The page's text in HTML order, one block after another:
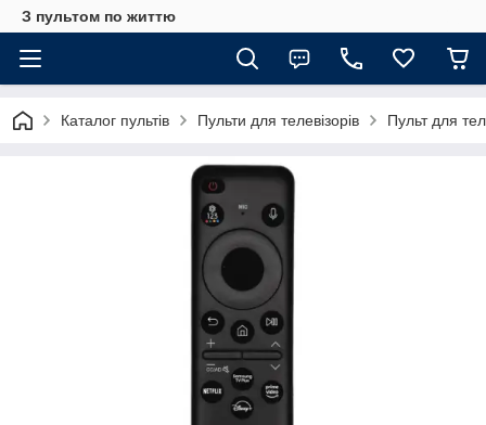
З пультом по життю
Каталог пультів Пульти для телевізорів Пульт для